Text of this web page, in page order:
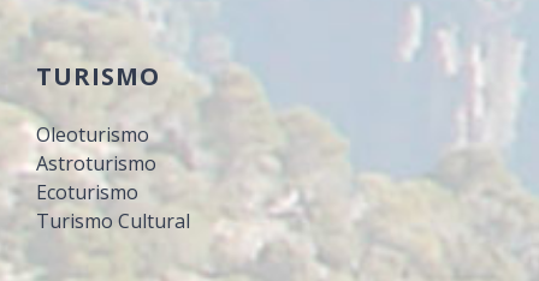
TURISMO
Oleoturismo
Astroturismo
Ecoturismo
Turismo Cultural